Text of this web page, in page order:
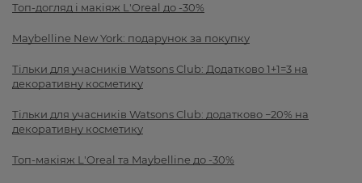
Топ-догляд і макіяж L'Oreal до -30%
Maybelline New York: подарунок за покупку
Тільки для учасників Watsons Club: Додатково 1+1=3 на
декоративну косметику
Тільки для учасників Watsons Club: додатково −20% на
декоративну косметику
Топ-макіяж L'Oreal та Maybelline до -30%